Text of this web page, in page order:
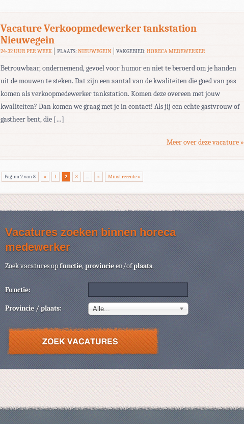
Vacature Verkoopmedewerker tankstation
Nieuwegein
24-32 UUR PER WEEK PLAATS: NIEUWEGEIN VAKGEBIED:HORECA MEDEWERKER
Betrouwbaar, ondernemend, gevoel voor humor en niet te beroerd om je handen
uit de mouwen te steken. Dat zijn een aantal van de kwaliteiten die goed van pas
komen als verkoopmedewerker tankstation. Komen deze overeen met jouw
kwaliteiten? Dan komen we graag met je in contact! Als jij een echte gastvrouw of
gastheer bent, die […]
Meer over deze vacature »
Pagina 2 van 8 « 1 2 3 ... » Minst recente »
Vacatures zoeken binnen horeca
medewerker
Zoek vacatures opfunctie,provincieen/ofplaats.
Functie:
Provincie / plaats: Alle...